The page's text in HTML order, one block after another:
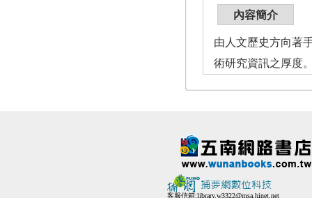
內容簡介
由人文歷史方向著
術研究資訊之厚度
客服信箱:library.w3322@msa.hinet.net